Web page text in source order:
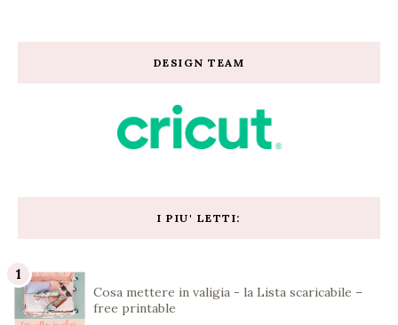
DESIGN TEAM
I PIU' LETTI:
Cosa mettere in valigia - la Lista scaricabile –
free printable